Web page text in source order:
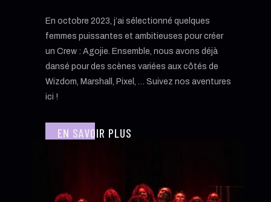
En octobre 2023, j’ai sélectionné quelques
femmes puissantes et ambitieuses pour créer
un Crew : Agojie. Ensemble, nous avons déjà
dansé pour des scènes variées aux côtés de
Wizdom, Marshall, Pixel, … Suivez nos aventures
ici !
EN SAVOIR PLUS